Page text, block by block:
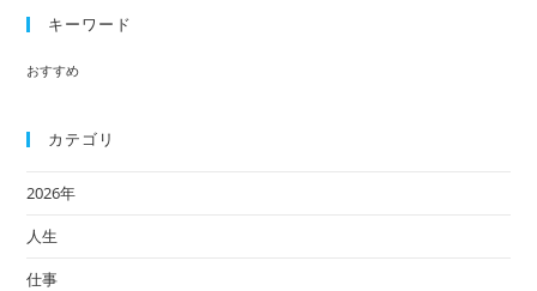
キーワード
おすすめ
カテゴリ
2026年
人生
仕事